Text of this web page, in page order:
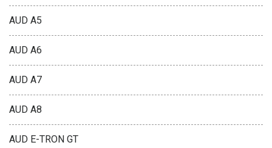
AUD A5
AUD A6
AUD A7
AUD A8
AUD E-TRON GT